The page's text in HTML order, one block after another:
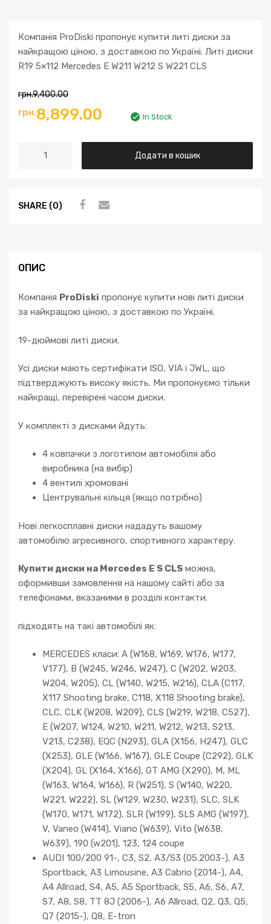
Компанія ProDiski пропонує купити литі диски за
найкращою ціною, з доставкою по Україні. Литі диски
R19 5×112 Mercedes E W211 W212 S W221 CLS
грн.9,400.00
Оригінальна
грн.9,400.00.
грн.8,899.00 Поточна
ціна:
грн.8,899.00.
In Stock
Mercedes
S
CLS
кількість
Додати в кошик
SHARE (0)
ОПИС
Компанія ProDiski пропонує купити нові литі диски
за найкращою ціною, з доставкою по Україні.
19-дюймові литі диски.
Усі диски мають сертифікати ISO, VIA і JWL, що
підтверджують високу якість. Ми пропонуємо тільки
найкращі, перевірені часом диски.
У комплекті з дисками йдуть:
4 ковпачки з логотипом автомобіля або
виробника (на вибір)
4 вентилі хромовані
Центрувальні кільця (якщо потрібно)
Нові легкосплавні диски нададуть вашому
автомобілю агресивного, спортивного характеру.
Купити диски на Mercedes E S CLS можна,
оформивши замовлення на нашому сайті або за
телефонами, вказаними в розділі контакти.
підходять на такі автомобілі як:
MERCEDES класи: A (W168, W169, W176, W177,
V177), B (W245, W246, W247), C (W202, W203,
W204, W205), CL (W140, W215, W216), CLA (C117,
X117 Shooting brake, C118, X118 Shooting brake),
CLC, CLK (W208, W209), CLS (W219, W218, C527),
E (W207, W124, W210, W211, W212, W213, S213,
V213, C238), EQC (N293), GLA (X156, H247), GLC
(X253), GLE (W166, W167), GLE Coupe (C292), GLK
(X204), GL (X164, X166), GT AMG (X290), M, ML
(W163, W164, W166), R (W251), S (W140, W220,
W221, W222), SL (W129, W230, W231), SLC, SLK
(W170, W171, W172), SLR (W199), SLS AMG (W197),
V, Vaneo (W414), Viano (W639), Vito (W638,
W639), 190 (w201), 123, 124 coupe
AUDI 100/200 91-, C3, S2, A3/S3 (05.2003-), A3
Sportback, A3 Limousine, A3 Cabrio (2014-), A4,
A4 Allroad, S4, A5, A5 Sportback, S5, A6, S6, A7,
S7, A8, S8, TT 8J (2006-), A6 Allroad, Q2, Q3, Q5,
Q7 (2015-), Q8, E-tron